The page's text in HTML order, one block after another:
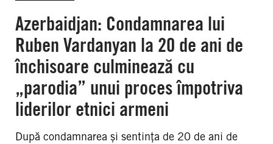
Azerbaidjan: Condamnarea lui
Ruben Vardanyan la 20 de ani de
închisoare culminează cu
„parodia” unui proces împotriva
liderilor etnici armeni
După condamnarea și sentința de 20 de ani de